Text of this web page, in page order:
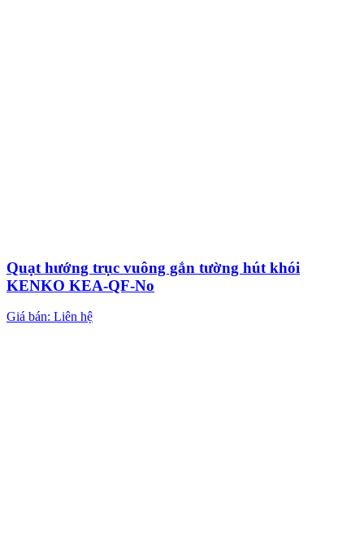
Quạt hướng trục vuông gắn tường hút khói
KENKO KEA-QF-No
Giá bán: Liên hệ